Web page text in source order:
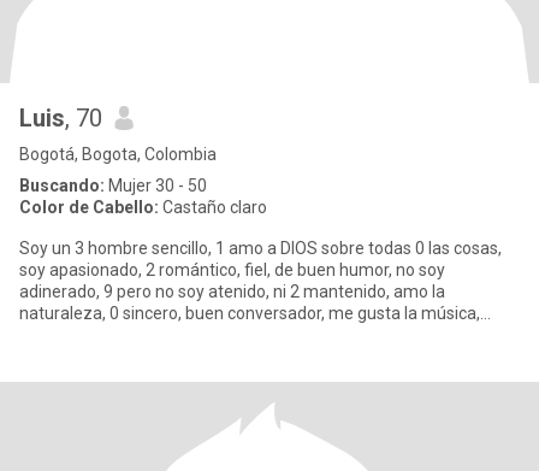
Luis, 70
Bogotá, Bogota, Colombia
Buscando: Mujer 30 - 50
Color de Cabello: Castaño claro
Soy un 3 hombre sencillo, 1 amo a DIOS sobre todas 0 las cosas,
soy apasionado, 2 romántico, fiel, de buen humor, no soy
adinerado, 9 pero no soy atenido, ni 2 mantenido, amo la
naturaleza, 0 sincero, buen conversador, me gusta la música,